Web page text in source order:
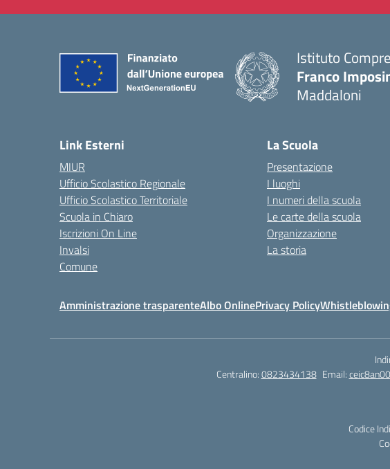
Istituto
Franco
Maddaloni
Link Esterni
MIUR
Ufficio Scolastico Regionale
Ufficio Scolastico Territoriale
Scuola in Chiaro
Iscrizioni On Line
Invalsi
Comune
La Scuola
Presentazione
I luoghi
I numeri della scuola
Le carte della scuola
Organizzazione
La storia
Amministrazione trasparenteAlbo OnlinePrivacy Policy
Centralino:0823434138 Email:
Codice